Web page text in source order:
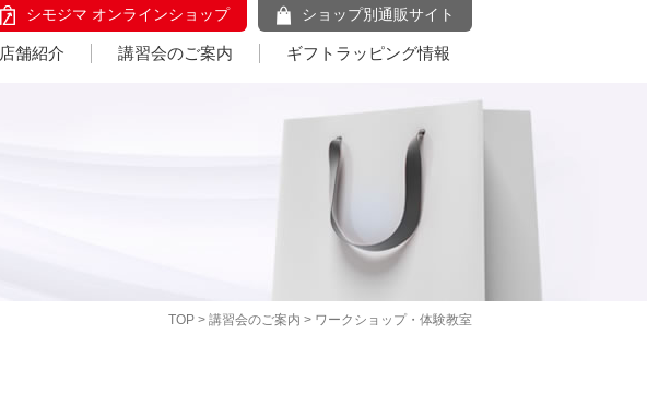
シモジマ オンラインショップ ショップ別通販サイト
店舗紹介 講習会のご案内 ギフトラッピング情報
TOP > 講習会のご案内 > ワークショップ・体験教室